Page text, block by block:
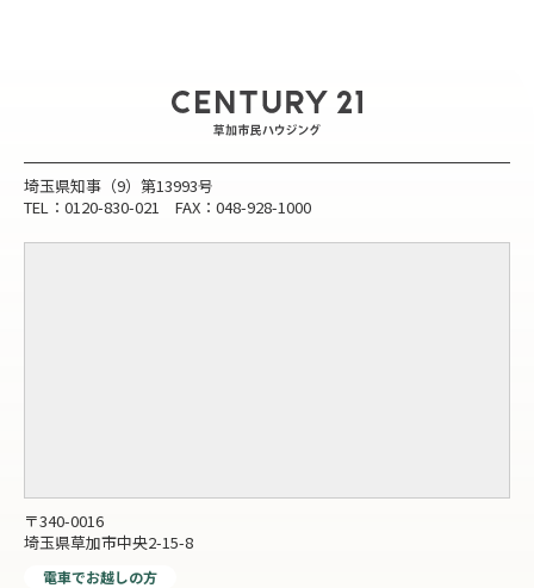
埼玉県知事（9）第13993号
TEL：0120-830-021 FAX：048-928-1000
〒340-0016
埼玉県草加市中央2-15-8
電車でお越しの方